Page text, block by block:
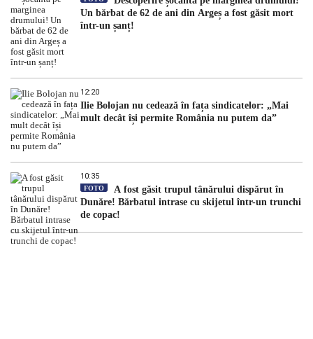
Un bărbat de 62 de ani din Argeș a fost găsit mort
într-un șanț!
12:20
Ilie Bolojan nu cedează în fața sindicatelor: „Mai
mult decât își permite România nu putem da”
10:35
FOTO
A fost găsit trupul tânărului dispărut în
Dunăre! Bărbatul intrase cu skijetul într-un trunchi
de copac!